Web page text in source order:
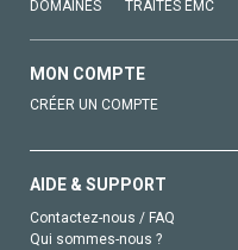
DOMAINES TRAITÉS EMC
MON COMPTE
CRÉER UN COMPTE
AIDE & SUPPORT
Contactez-nous / FAQ
Qui sommes-nous ?